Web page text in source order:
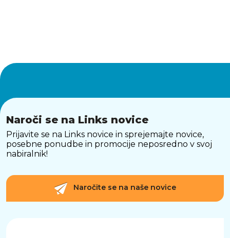
Naroči se na Links novice
Prijavite se na Links novice in sprejemajte novice,
posebne ponudbe in promocije neposredno v svoj
nabiralnik!
Naročite se na naše novice